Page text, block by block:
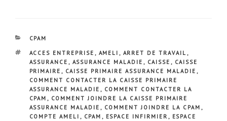
CATÉGORIES
CPAM
ÉTIQUETTES
ACCES ENTREPRISE , AMELI , ARRET DE TRAVAIL ,
ASSURANCE , ASSURANCE MALADIE , CAISSE , CAISSE
PRIMAIRE , CAISSE PRIMAIRE ASSURANCE MALADIE ,
COMMENT CONTACTER LA CAISSE PRIMAIRE
ASSURANCE MALADIE , COMMENT CONTACTER LA
CPAM , COMMENT JOINDRE LA CAISSE PRIMAIRE
ASSURANCE MALADIE , COMMENT JOINDRE LA CPAM ,
COMPTE AMELI , CPAM , ESPACE INFIRMIER , ESPACE